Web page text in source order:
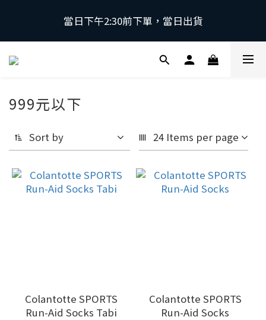
當日下午2:30前下單，當日出貨
當日下午2:30前下單，當日出貨
\ 日本第一磁石領導品牌 | 原裝進口 /
當日下午2:30前下單，當日出貨
999元以下
Sort by 24 Items per page
Colantotte SPORTS
Run-Aid Socks Tabi
Colantotte SPORTS
Run-Aid Socks